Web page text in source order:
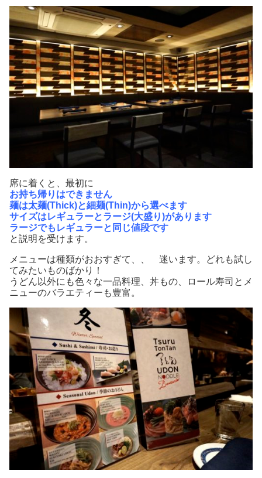
席に着くと、最初に
お持ち帰りはできません
麺は太麺(Thick)と細麺(Thin)から選べます
サイズはレギュラーとラージ(大盛り)があります
ラージでもレギュラーと同じ値段です
と説明を受けます。
メニューは種類がおおすぎて、、 迷います。どれも試し
てみたいものばかり！
うどん以外にも色々な一品料理、丼もの、ロール寿司とメ
ニューのバラエティーも豊富。